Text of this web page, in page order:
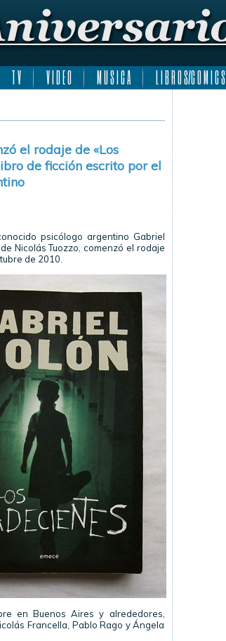
T V V I D E O M U S I C A L I B R O S/C O M I C S
el rodaje de «Los
de ficción escrito por el
psicólogo argentino Gabriel
Nicolás Tuozzo, comenzó el rodaje
de 2010.
en Buenos Aires y alrededores,
Francella, Pablo Rago y Ángela